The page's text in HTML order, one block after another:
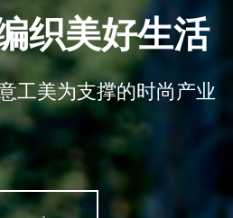
织美好生活
工美为支撑的时尚产业